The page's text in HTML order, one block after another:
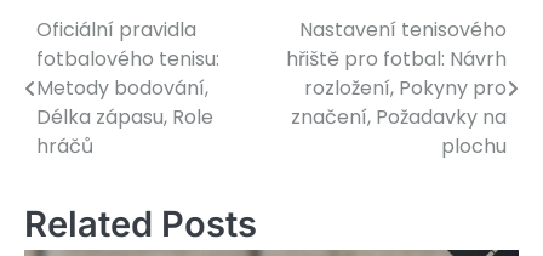
Post
navigation
Oficiální pravidla
fotbalového tenisu:
Metody bodování,
Délka zápasu, Role
hráčů
Nastavení tenisového
hřiště pro fotbal: Návrh
rozložení, Pokyny pro
značení, Požadavky na
plochu
Related Posts